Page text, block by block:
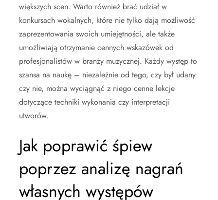
większych scen. Warto również brać udział w
konkursach wokalnych, które nie tylko dają możliwość
zaprezentowania swoich umiejętności, ale także
umożliwiają otrzymanie cennych wskazówek od
profesjonalistów w branży muzycznej. Każdy występ to
szansa na naukę – niezależnie od tego, czy był udany
czy nie, można wyciągnąć z niego cenne lekcje
dotyczące techniki wykonania czy interpretacji
utworów.
Jak poprawić śpiew
poprzez analizę nagrań
własnych występów